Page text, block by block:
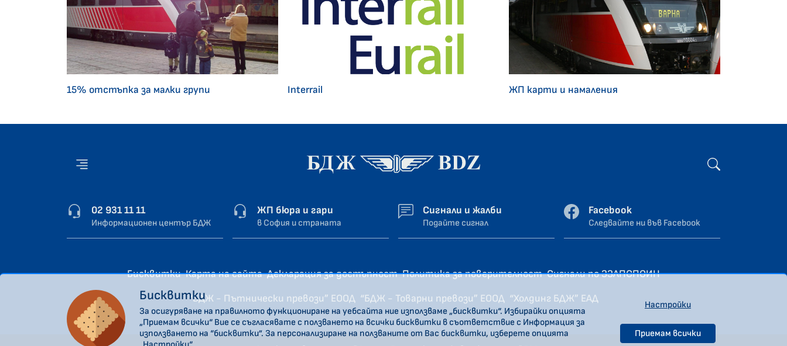
15% отстъпка за малки групи Interrail ЖП карти и намаления
02 931 11 11
Информационен център БДЖ
ЖП бюра и гари
в София и страната
Сигнали и жалби
Подайте сигнал
Facebook
Следвайте ни във Facebook
Бисквитки Карта на сайта Декларация за достъпност Политика за поверителност Сигнали по ЗЗЛПСПОИН
“БДЖ - Пътнически превози” ЕООД “БДЖ - Товарни превози” ЕООД “Холдинг БДЖ” ЕАД
Бисквитки
За осигуряване на правилното функциониране на уебсайта ние използваме „бисквитки“. Избирайки опцията
„Приемам всички“ Вие се съгласявате с ползването на всички бисквитки в съответствие с Информация за
използването на “бисквитки”. За персонализиране на ползваните от Вас бисквитки, изберете опцията
Настройки
Приемам всички